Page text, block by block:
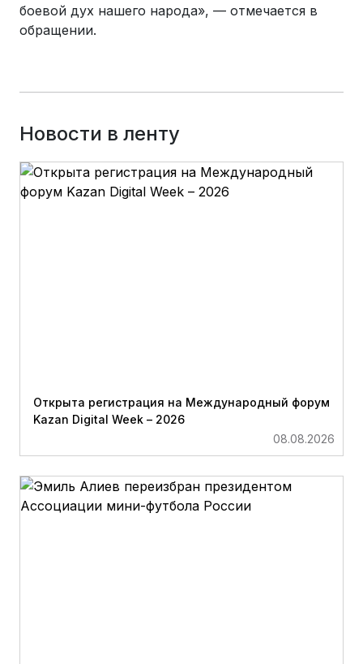
боевой дух нашего народа», — отмечается в
обращении.
Новости в ленту
Открыта регистрация на Международный форум
Kazan Digital Week – 2026
08.08.2026